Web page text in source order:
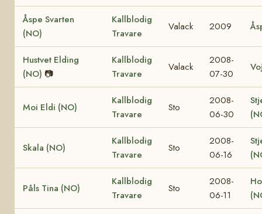
Åspe Svarten
(NO)
Kallblodig
Travare
Valack 2009
Hustvet Elding
(NO) 📷
Kallblodig
Travare
Valack
2008-
07-30
Moi Eldi (NO)
Kallblodig
Travare
Sto
2008-
06-30
Skala (NO)
Kallblodig
Travare
Sto
2008-
06-16
Påls Tina (NO)
Kallblodig
Travare
Sto
2008-
06-11